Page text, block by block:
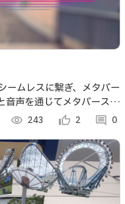
ームレスに繋ぎ、メタバー
音声を通じてメタバース↔️
です。
visibility 243 thumb_up_alt 2 comment 0